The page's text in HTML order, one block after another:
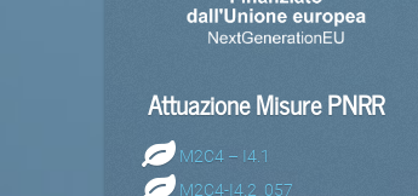
Attuazione Misure PNRR
M2C4 – I4.1
M2C4-I4.2_057